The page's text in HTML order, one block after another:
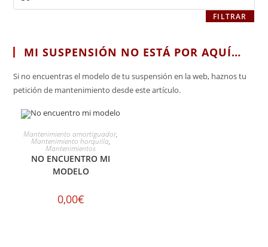
FILTRAR
MI SUSPENSIÓN NO ESTÁ POR AQUÍ…
Si no encuentras el modelo de tu suspensión en la web, haznos tu
petición de mantenimiento desde este artículo.
SELECCIONAR OPCIONES
Mantenimiento amortiguador,
Mantenimiento horquilla,
Mantenimientos
NO ENCUENTRO MI
MODELO
0,00€